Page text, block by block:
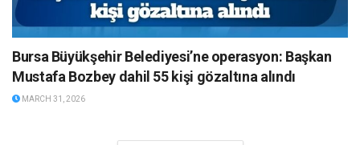
Bursa Büyükşehir Belediyesi’ne operasyon: Başkan
Mustafa Bozbey dahil 55 kişi gözaltına alındı
MARCH 31, 2026